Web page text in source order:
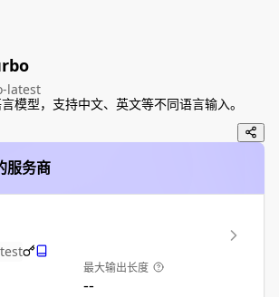
latest
模型，支持中文、英文等不同语言输入。
服务商
最大输出长度
--